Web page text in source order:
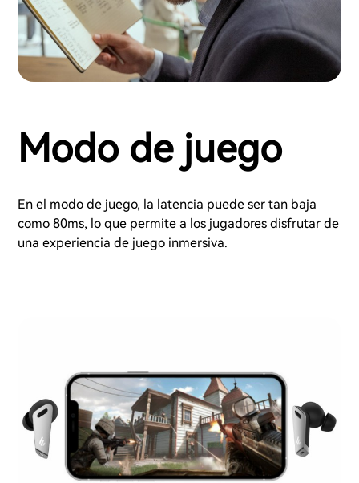
Modo de juego
En el modo de juego, la latencia puede ser tan baja
como 80ms, lo que permite a los jugadores disfrutar de
una experiencia de juego inmersiva.